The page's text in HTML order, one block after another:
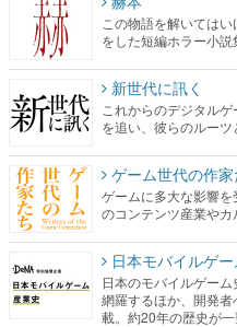
この物語を解いては
をした短編ホラー小説
新世代に訊く
これからのデジタル
を追い、彼らのルーツ
ゲーム世代の作家
ゲームに多大な影響
のコンテンツ産業やカ
日本モバイルゲ
日本のモバイルゲー
網羅するほか、開発
載。約20年の歴史が一